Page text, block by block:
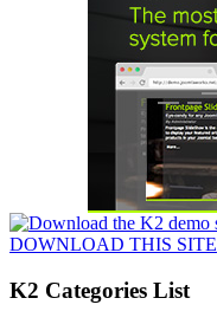
DOWNLOAD THIS SITE
K2 Categories List